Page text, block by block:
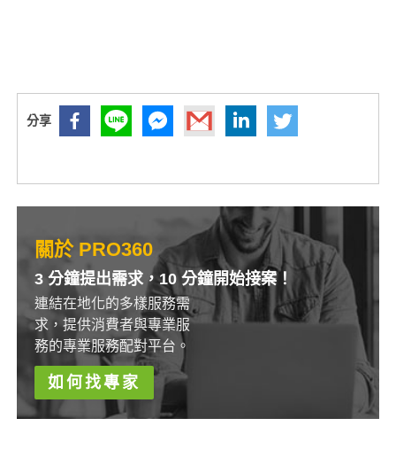
關於 PRO360
3 分鐘提出需求，10 分鐘開始接案！
連結在地化的多樣服務需
求，提供消費者與專業服
務的專業服務配對平台。
如何找專家